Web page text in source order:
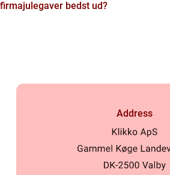
firmajulegaver bedst ud?
Address